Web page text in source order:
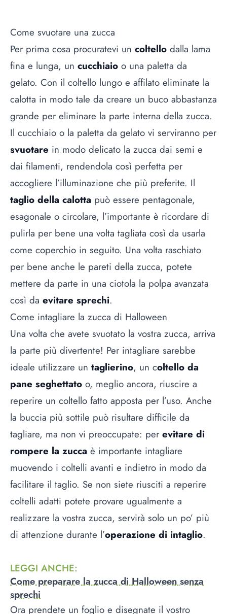
Come svuotare una zucca
Per prima cosa procuratevi un coltello dalla lama
fina e lunga, un cucchiaio o una paletta da
gelato. Con il coltello lungo e affilato eliminate la
calotta in modo tale da creare un buco abbastanza
grande per eliminare la parte interna della zucca.
Il cucchiaio o la paletta da gelato vi serviranno per
svuotare in modo delicato la zucca dai semi e
dai filamenti, rendendola così perfetta per
accogliere l’illuminazione che più preferite. Il
taglio della calotta può essere pentagonale,
esagonale o circolare, l’importante è ricordare di
pulirla per bene una volta tagliata così da usarla
come coperchio in seguito. Una volta raschiato
per bene anche le pareti della zucca, potete
mettere da parte in una ciotola la polpa avanzata
così da evitare sprechi.
Come intagliare la zucca di Halloween
Una volta che avete svuotato la vostra zucca, arriva
la parte più divertente! Per intagliare sarebbe
ideale utilizzare un taglierino, un coltello da
pane seghettato o, meglio ancora, riuscire a
reperire un coltello fatto apposta per l’uso. Anche
la buccia più sottile può risultare difficile da
tagliare, ma non vi preoccupate: per evitare di
rompere la zucca è importante intagliare
muovendo i coltelli avanti e indietro in modo da
facilitare il taglio. Se non siete riusciti a reperire
coltelli adatti potete provare ugualmente a
realizzare la vostra zucca, servirà solo un po’ più
di attenzione durante l’operazione di intaglio.
LEGGI ANCHE:
Come preparare la zucca di Halloween senza
sprechi
Ora prendete un foglio e disegnate il vostro